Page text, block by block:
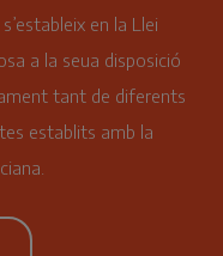
en la Llei
a la seua disposició
tant de diferents
establits amb la